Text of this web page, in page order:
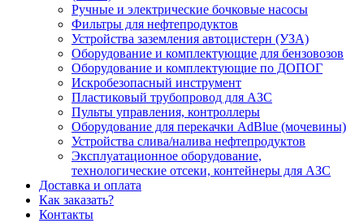
Ручные и электрические бочковые насосы
Фильтры для нефтепродуктов
Устройства заземления автоцистерн (УЗА)
Оборудование и комплектующие для бензовозов
Оборудование и комплектующие по ДОПОГ
Искробезопасный инструмент
Пластиковый трубопровод для АЗС
Пульты управления, контроллеры
Оборудование для перекачки AdBlue (мочевины)
Устройства слива/налива нефтепродуктов
Эксплуатационное оборудование,
технологические отсеки, контейнеры для АЗС
Доставка и оплата
Как заказать?
Контакты